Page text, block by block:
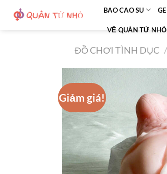
nội
BAO CAO SU
VỀ QUÂN TỬ NHỎ
ĐỒ CHƠI TÌNH DỤC /
Giảm giá!